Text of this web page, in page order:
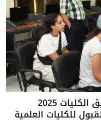
كل ما تريد معرفته عن تنسيق الكليات 2025
للكليات العلمية